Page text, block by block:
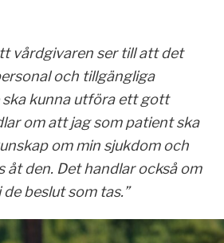
vårdgivaren ser till att det
och tillgängliga
kunna utföra ett gott
om att jag som patient ska
om min sjukdom och
åt den. Det handlar också om
beslut som tas.”